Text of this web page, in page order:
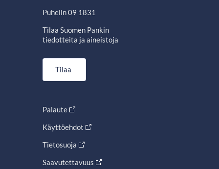
Puhelin 09 1831
Tilaa Suomen Pankin
tiedotteita ja aineistoja
Tilaa
Palaute
Käyttöehdot
Tietosuoja
Saavutettavuus